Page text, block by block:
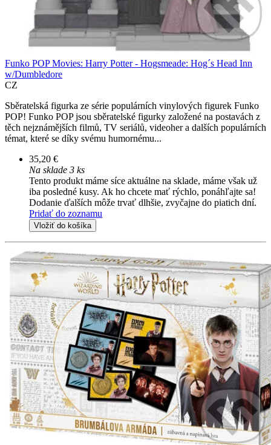
Funko POP Movies: Harry Potter - Hogsmeade: Hog´s Head Inn
w/Dumbledore
CZ
Sběratelská figurka ze série populárních vinylových figurek Funko
POP! Funko POP jsou sběratelské figurky založené na postavách z
těch nejznámějších filmů, TV seriálů, videoher a dalších populárních
témat, které se díky svému humornému...
35,20 €
Na sklade 3 ks
Tento produkt máme síce aktuálne na sklade, máme však už
iba posledné kusy. Ak ho chcete mať rýchlo, ponáhľajte sa!
Dodanie ďalších môže trvať dlhšie, zvyčajne do piatich dní.
Pridať do zoznamu
Vložiť do košíka